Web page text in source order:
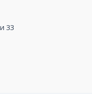
33